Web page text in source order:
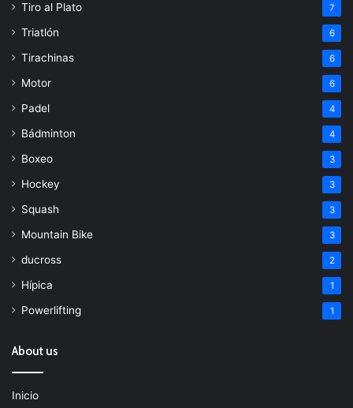
Tiro al Plato 7
Triatlón 6
Tirachinas 6
Motor 6
Padel 4
Bádminton 4
Boxeo 3
Hockey 3
Squash 3
Mountain Bike 3
ducross 2
Hípica 1
Powerlifting 1
About us
Inicio